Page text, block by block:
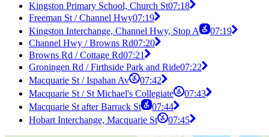
Kingston Primary School, Church St07:18
Freeman St / Channel Hwy07:19
Kingston Interchange, Channel Hwy, Stop A
07:19
Channel Hwy / Browns Rd07:20
Browns Rd / Cottage Rd07:21
Groningen Rd / Firthside Park and Ride07:22
Macquarie St / Ispahan Av
07:42
Macquarie St / St Michael's Collegiate
07:43
Macquarie St after Barrack St
07:44
Hobart Interchange, Macquarie St
07:45